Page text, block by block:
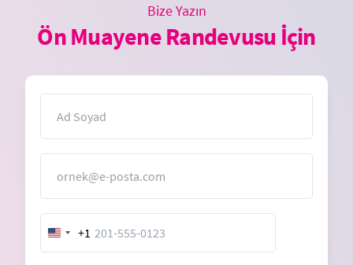
Bize Yazın
Ön Muayene Randevusu İçin
United
States
+1